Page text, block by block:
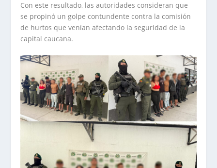
Con este resultado, las autoridades consideran que
se propinó un golpe contundente contra la comisión
de hurtos que venían afectando la seguridad de la
capital caucana.